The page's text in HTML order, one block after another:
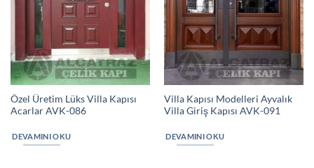
Özel Üretim Lüks Villa Kapısı
Acarlar AVK-086
DEVAMINI OKU
Villa Kapısı Modelleri Ayvalık
Villa Giriş Kapısı AVK-091
DEVAMINI OKU